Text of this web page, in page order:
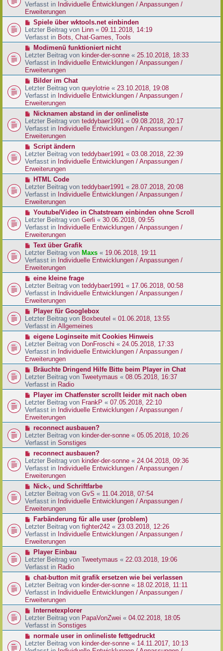
r
a
g
e
i
r
a
g
u
e
r
B
e
i
r
a
g
Verfasst in Individuelle Entwicklungen / Anpassungen /
Erweiterungen
N
e
u
e
r
B
e
i
r
a
g
Spiele über wktools.net einbinden
Letzter Beitrag von Linn « 09.11.2018, 14:19
Verfasst in Bots, Chat-Games, Tools
N
e
u
e
r
B
e
i
t
a
g
Modimenü funktioniert nicht
Letzter Beitrag von kinder-der-sonne « 25.10.2018, 18:33
Verfasst in Individuelle Entwicklungen / Anpassungen /
Erweiterungen
N
e
u
e
r
B
e
i
t
a
g
Bilder im Chat
Letzter Beitrag von queylotrie « 23.10.2018, 19:08
Verfasst in Individuelle Entwicklungen / Anpassungen /
Erweiterungen
N
e
u
e
r
B
e
i
t
a
g
Nicknamen abstand in der onlineliste
Letzter Beitrag von teddybaer1991 « 09.08.2018, 20:17
Verfasst in Individuelle Entwicklungen / Anpassungen /
Erweiterungen
N
e
u
e
r
B
e
i
t
a
g
Script ändern
Letzter Beitrag von teddybaer1991 « 03.08.2018, 22:39
Verfasst in Individuelle Entwicklungen / Anpassungen /
Erweiterungen
N
e
u
e
r
B
e
i
t
a
g
HTML Code
Letzter Beitrag von teddybaer1991 « 28.07.2018, 20:08
Verfasst in Individuelle Entwicklungen / Anpassungen /
Erweiterungen
N
e
u
e
r
B
e
i
t
a
g
Youtube/Video in Chatstream einbinden ohne Scroll
Letzter Beitrag von Gerli « 30.06.2018, 09:55
Verfasst in Individuelle Entwicklungen / Anpassungen /
Erweiterungen
N
e
u
e
r
B
e
i
t
a
g
Text über Grafik
Letzter Beitrag von Maxs « 19.06.2018, 19:11
Verfasst in Individuelle Entwicklungen / Anpassungen /
Erweiterungen
N
e
u
e
r
B
e
i
r
a
g
eine kleine frage
Letzter Beitrag von teddybaer1991 « 17.06.2018, 00:58
Verfasst in Individuelle Entwicklungen / Anpassungen /
Erweiterungen
N
e
u
e
r
B
e
i
r
a
g
Player für Googlebox
Letzter Beitrag von Boxbeutel « 01.06.2018, 13:55
Verfasst in Allgemeines
N
e
u
e
r
B
e
i
r
a
g
eigene Loginseite mit Cookies Hinweis
Letzter Beitrag von DonFroschi « 24.05.2018, 17:33
Verfasst in Individuelle Entwicklungen / Anpassungen /
Erweiterungen
N
e
u
e
r
B
e
i
r
a
g
Bräuchte Dringend Hilfe Bitte beim Player in Chat
Letzter Beitrag von Tweetymaus « 08.05.2018, 16:37
Verfasst in Radio
N
e
u
e
r
B
e
i
r
a
g
Player im Chatfenster scrollt leider mit nach oben
Letzter Beitrag von FrankP « 07.05.2018, 22:10
Verfasst in Individuelle Entwicklungen / Anpassungen /
Erweiterungen
N
e
u
e
r
B
e
i
r
a
g
reconnect ausbauen?
Letzter Beitrag von kinder-der-sonne « 05.05.2018, 10:26
Verfasst in Sonstiges
N
e
u
e
r
B
e
i
t
a
g
reconnect ausbauen?
Letzter Beitrag von kinder-der-sonne « 24.04.2018, 09:36
Verfasst in Individuelle Entwicklungen / Anpassungen /
Erweiterungen
N
e
u
e
r
B
e
i
t
a
g
Nick-, und Schriftfarbe
Letzter Beitrag von GvS « 11.04.2018, 07:54
Verfasst in Individuelle Entwicklungen / Anpassungen /
Erweiterungen
N
e
u
e
r
B
e
i
r
a
g
Farbänderung für alle user (problem)
Letzter Beitrag von fighter242 « 23.03.2018, 12:26
Verfasst in Individuelle Entwicklungen / Anpassungen /
Erweiterungen
N
e
u
e
r
B
e
i
r
a
g
Player Einbau
Letzter Beitrag von Tweetymaus « 22.03.2018, 19:06
Verfasst in Radio
N
e
u
e
r
B
e
i
r
chat-button mit grafik ersetzen wie bei verlassen
Letzter Beitrag von kinder-der-sonne « 18.02.2018, 11:11
Verfasst in Individuelle Entwicklungen / Anpassungen /
Erweiterungen
N
e
u
e
r
B
Internetexplorer
Letzter Beitrag von PapaVonZwei « 04.02.2018, 18:05
Verfasst in Sonstiges
N
e
normale user in onlineliste fettgedruckt
Letzter Beitrag von kinder-der-sonne « 14.11.2017, 10:13